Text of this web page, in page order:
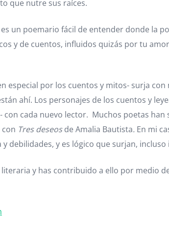
que nutre sus raíces.
un poemario fácil de entender donde la
y de cuentos, influidos quizás por tu
especial por los cuentos y mitos- surja
ahí. Los personajes de los cuentos y
cada nuevo lector. Muchos poetas
Tres deseosde Amalia Bautista. En mi
debilidades, y es lógico que surjan,
literaria y has contribuido a ello por medio